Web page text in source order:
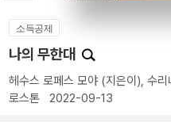
소득공제
나의 무한대
헤수스 로페스 모야 (지은이), 수리
로스톤 2022-09-13